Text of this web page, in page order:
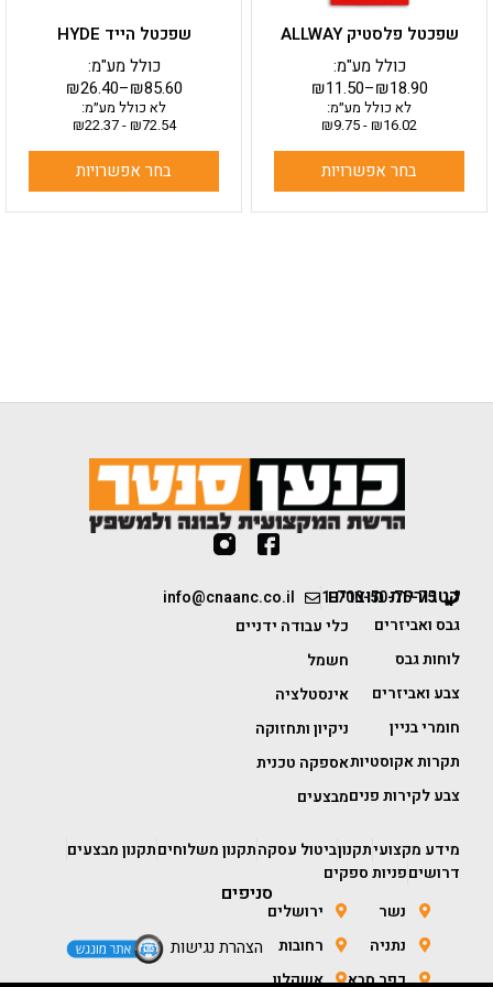
שפכטל פלסטיק ALLWAY
₪11.50–₪18.90
כולל מע"מ:
לא כולל מע״מ:
₪16.02
-
₪9.75
בחר אפשרויות
המוצר
שפכטל הייד HYDE
₪26.40–₪85.60
כולל מע"מ:
לא כולל מע״מ:
₪72.54
-
₪22.37
בחר אפשרויות
המוצר
1-700-50-75-75
info@cnaanc.co.il קטגוריות מוצרים
גבס ואביזרים
לוחות גבס
צבע ואביזרים
חומרי בניין
תקרות אקוסטיות
צבע לקירות פנים
כלי עבודה ידניים
חשמל
אינסטלציה
ניקיון ותחזוקה
אספקה טכנית
מבצעים
מידע מקצועיתקנוןביטול עסקהתקנון משלוחיםתקנון מבצעים
דרושיםפניות ספקים
סניפים
נשר
נתניה
כפר סבא
ירושלים
רחובות
אשקלון
הצהרת נגישות